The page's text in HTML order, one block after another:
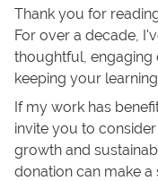
Thank you for
For over a decade,
thoughtful, engaging
keeping your
If my work has
invite you to
growth and
donation can make